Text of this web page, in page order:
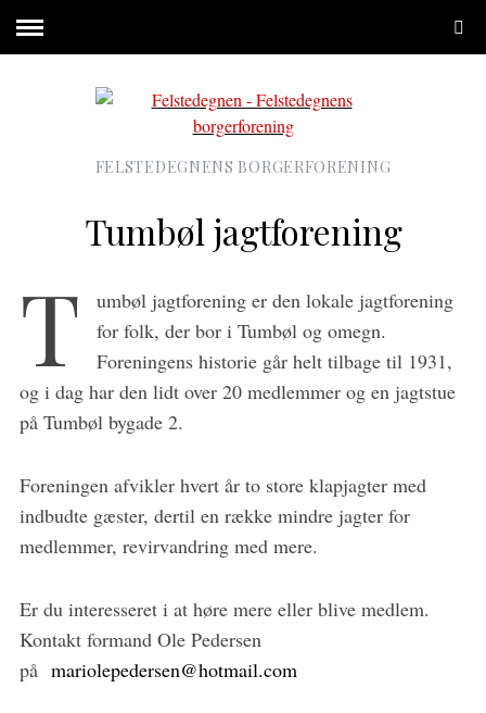
FELSTEDEGNENS BORGERFORENING
Tumbøl jagtforening
T
umbøl jagtforening er den lokale jagtforening
for folk, der bor i Tumbøl og omegn.
Foreningens historie går helt tilbage til 1931,
og i dag har den lidt over 20 medlemmer og en jagtstue
på Tumbøl bygade 2.
Foreningen afvikler hvert år to store klapjagter med
indbudte gæster, dertil en række mindre jagter for
medlemmer, revirvandring med mere.
Er du interesseret i at høre mere eller blive medlem.
Kontakt formand Ole Pedersen
på mariolepedersen@hotmail.com